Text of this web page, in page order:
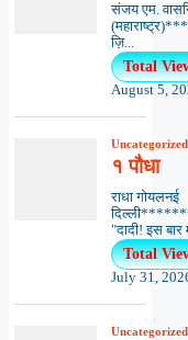
संजय एम.
ज़ि...
Total
August 5,
Uncategorized
१ पौधा
राधा गोयलनई
"दादी! इस बार
Total
July 31,
Uncategorized